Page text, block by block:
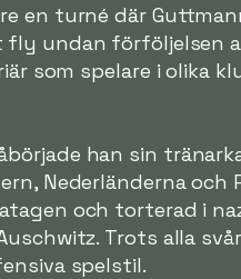
en turné där
undan förföljelsen
som spelare i olika
han sin
Nederländerna och
och torterad i
Trots alla
spelstil.